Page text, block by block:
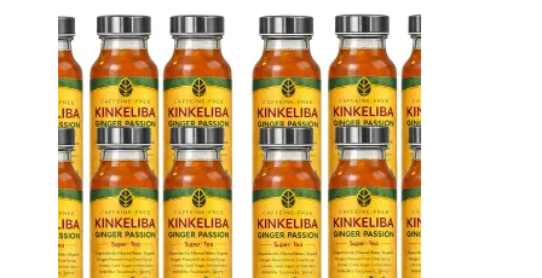
was:
$21.00.
is:
$20.00.